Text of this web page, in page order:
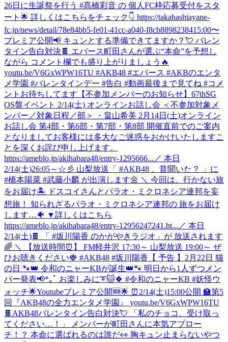
26日に生誕祭を行う #髙橋彩音 の 個人FC枠応募受付をスタ
ート🌟 詳しくはこちらをチェック👇 https://takahashiayane-
fc.jp/news/detail/78e84bb5-fe01-41cc-a040-f8cb8898238415:00〜
プレミア公開📢 キュンとする準備できてますか？💘 バレン
タイン告白対決🍫 エバース町田さんが選ぶ“本命”を予想し
ながら コメント欄でも盛り上がりましょう🔥
youtu.be/V6GxWPW16TU #AKB48 #エバース #AKBのエンタ
メ学園 #バレンタインデー #告白 #動画最後まで見てね #コメ
ントお待ちしてます 【不参加メンバーのお知らせ】67thSG
OS盤イベント 2/14(土) オンラインお話し会 ＜不参加対象メ
ンバー／対象日程／部＞ ・畠山希美 2月14日(土)オンライン
お話し会 第4部・第6部・第7部・第8部 開催直前でのご案内
となりましてお客様には多大なご迷惑をおかけいたしますこ
とを深くお詫び申し上げます。
https://ameblo.jp/akihabara48/entry-1295666... ／ 本日
2/14(土)26:05～☆彡 山梨放送「 #AKB48 、昔聞いた？ 」に
#橋本陽菜 #武藤小麟 が出演します🌼 ＼ 今回は、行かない旅
をお届け🏝️ ドスコイさんとパラオ・ミクロネシア連邦を妄
想旅！ 知られざるパラオ・ミクロネシア連邦の 旅をお届け
します…🐠 ▼詳しくはこちら
https://ameblo.jp/akihabara48/entry-12956247241.ht... ／ 本日
2/14(土)🍫 「 #坂川陽香 のかがやきラジオ」が 放送されます
🌈 ＼ 【放送時間⏰】 FM軽井沢 17:30～ 山梨放送 19:00～ ぜ
ひお聴きください🍓 #AKB48 #坂川陽香 【 予告 】2月22日 猫
の日 🐾👑 令和のニャーKBが誕生👑🐾 明日から1人ずつメン
バー発表📢*｡ﾟ お楽しみに➰🐱🍀 #令和のニャーKB #妖怪ウ
ォッチ🌟Youtubeプレミア公開🆕🌟 ⏰2/14(土)15:00公開 🏫第5
回『AKB48の全力エンタメ学園』 youtu.be/V6GxWPW16TU
🍫AKB48バレンタイン告白対決💘 「私のチョコ、受け取っ
てください…！」 メンバーが町田さんに本気アプロー
チ！？ 本命に選ばれるのは誰だ👀 胸キュン止まらないやつ